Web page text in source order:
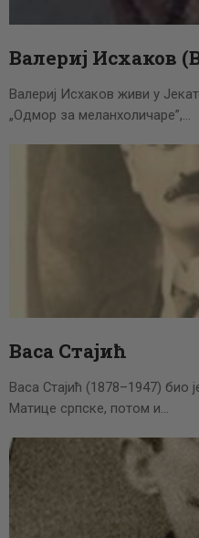
Валериј Исхаков
Валериј Исхаков живи у
„Одмор за меланхоличаре”,…
Васа Стајић
Васа Стајић (1878–1947) био
Матице српске, потом и…